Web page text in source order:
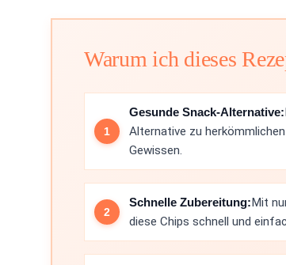
Warum ich dieses
Gesunde Snack-Alternative:
Alternative zu
Gewissen.
Schnelle Zubereitung:Mit
diese Chips schnell und